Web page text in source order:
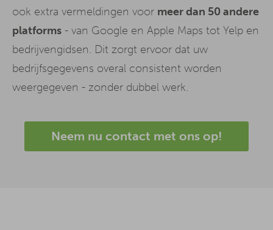
ook extra vermeldingen voor meer dan 50 andere
platforms - van Google en Apple Maps tot Yelp en
bedrijvengidsen. Dit zorgt ervoor dat uw
bedrijfsgegevens overal consistent worden
weergegeven - zonder dubbel werk.
Neem nu contact met ons op!